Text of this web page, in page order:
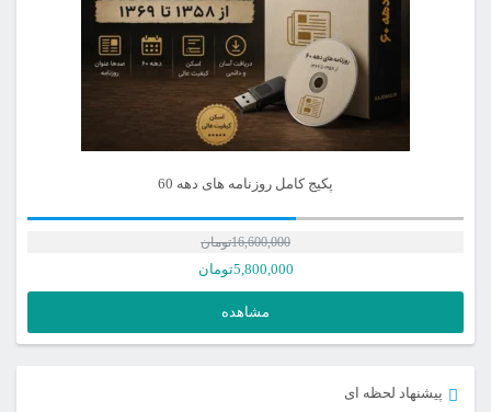
پکیج کامل روزنامه های دهه 60
16,600,000تومان
5,800,000تومان
مشاهده
پیشنهاد لحظه ای